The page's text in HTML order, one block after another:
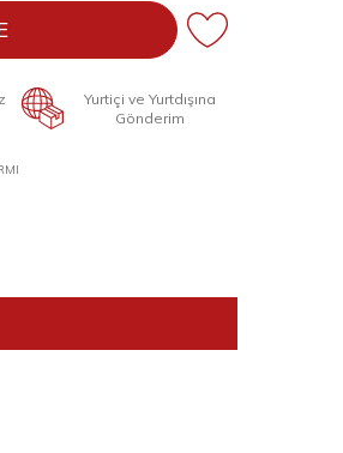
Yurtiçi ve Yurtdışına
Gönderim